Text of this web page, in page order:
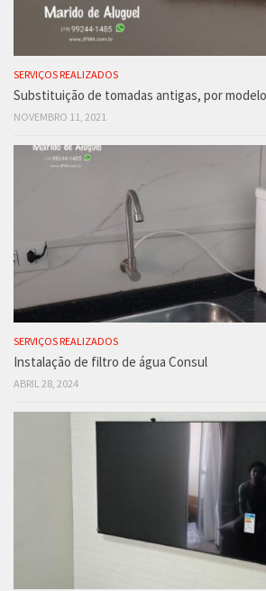
SERVIÇOS REALIZADOS
Substituição de tomadas antigas, por
NOVEMBRO 11, 2021
SERVIÇOS REALIZADOS
Instalação de filtro de água Consul
ABRIL 28, 2024